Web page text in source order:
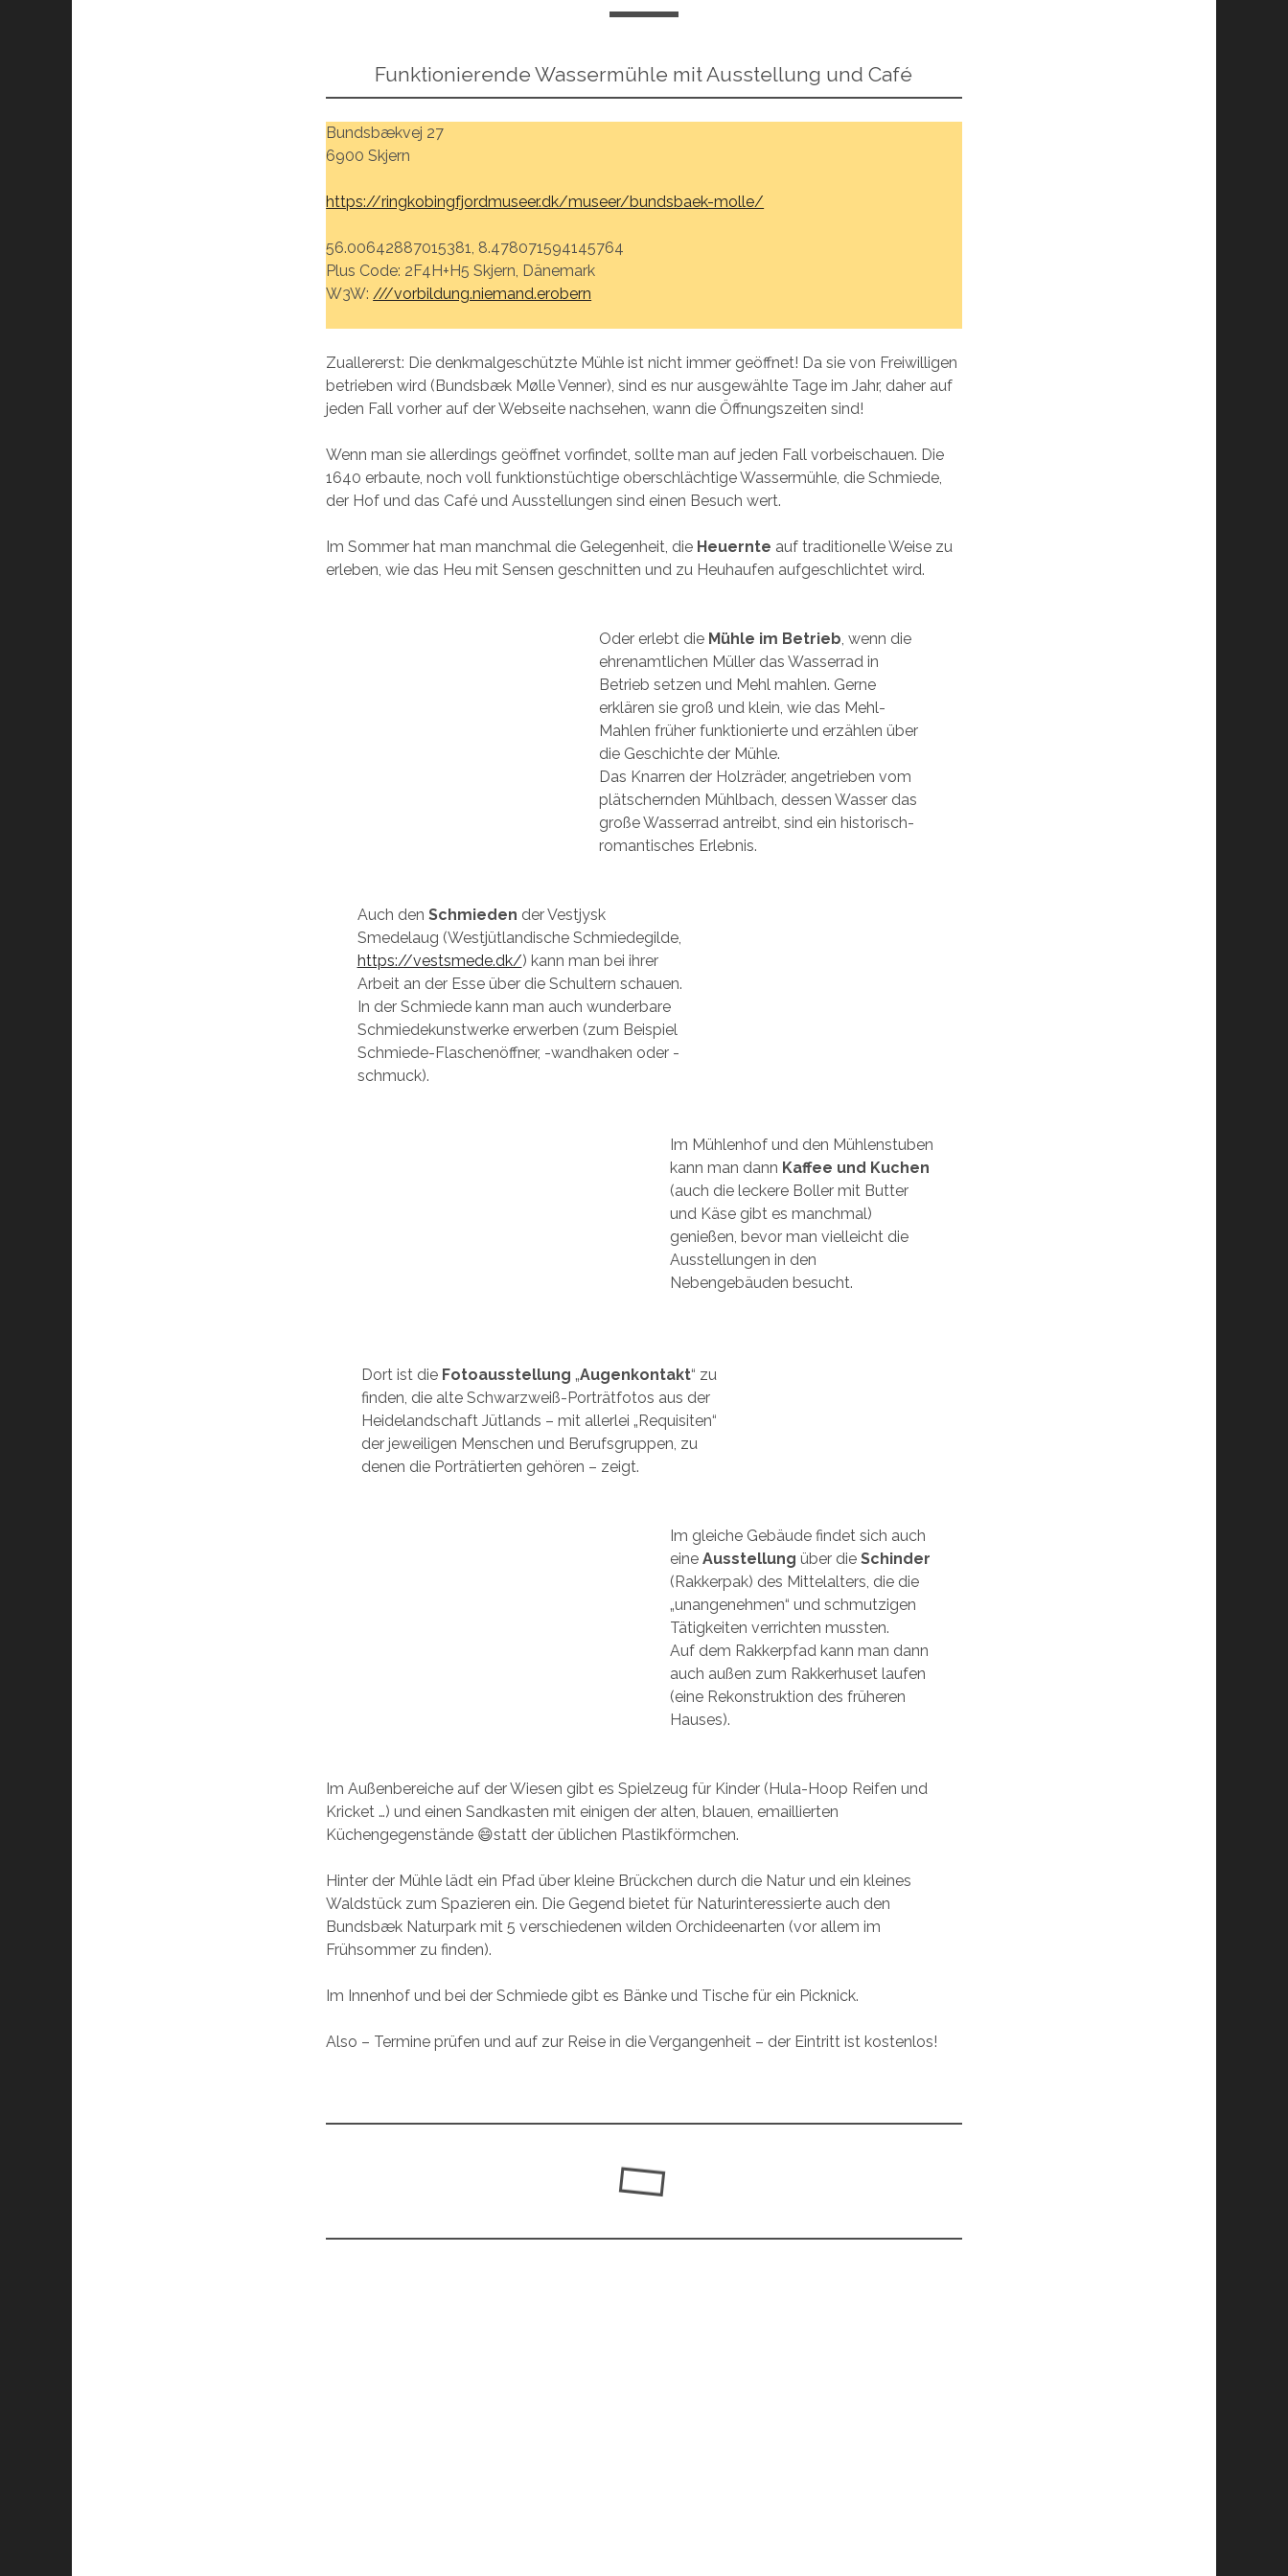
Funktionierende Wassermühle mit Ausstellung und Café
Bundsbækvej 27
6900 Skjern
https://ringkobingfjordmuseer.dk/museer/bundsbaek-molle/
56.00642887015381, 8.478071594145764
Plus Code: 2F4H+H5 Skjern, Dänemark
W3W:///vorbildung.niemand.erobern
Zuallererst: Die denkmalgeschützte Mühle ist nicht immer geöffnet! Da sie von Freiwilligen
betrieben wird (Bundsbæk Mølle Venner), sind es nur ausgewählte Tage im Jahr, daher auf
jeden Fall vorher auf der Webseite nachsehen, wann die Öffnungszeiten sind!
Wenn man sie allerdings geöffnet vorfindet, sollte man auf jeden Fall vorbeischauen. Die
1640 erbaute, noch voll funktionstüchtige oberschlächtige Wassermühle, die Schmiede,
der Hof und das Café und Ausstellungen sind einen Besuch wert.
Im Sommer hat man manchmal die Gelegenheit, die Heuernte auf traditionelle Weise zu
erleben, wie das Heu mit Sensen geschnitten und zu Heuhaufen aufgeschlichtet wird.
Oder erlebt die Mühle im Betrieb, wenn die
ehrenamtlichen Müller das Wasserrad in
Betrieb setzen und Mehl mahlen. Gerne
erklären sie groß und klein, wie das Mehl-
Mahlen früher funktionierte und erzählen über
die Geschichte der Mühle.
Das Knarren der Holzräder, angetrieben vom
plätschernden Mühlbach, dessen Wasser das
große Wasserrad antreibt, sind ein historisch-
romantisches Erlebnis.
Auch den Schmieden der Vestjysk
Smedelaug (Westjütlandische Schmiedegilde,
https://vestsmede.dk/) kann man bei ihrer
Arbeit an der Esse über die Schultern schauen.
In der Schmiede kann man auch wunderbare
Schmiedekunstwerke erwerben (zum Beispiel
Schmiede-Flaschenöffner, -wandhaken oder -
schmuck).
Im Mühlenhof und den Mühlenstuben
kann man dann Kaffee und Kuchen
(auch die leckere Boller mit Butter
und Käse gibt es manchmal)
genießen, bevor man vielleicht die
Ausstellungen in den
Nebengebäuden besucht.
Dort ist die Fotoausstellung„Augenkontakt“ zu
finden, die alte Schwarzweiß-Porträtfotos aus der
Heidelandschaft Jütlands – mit allerlei „Requisiten“
der jeweiligen Menschen und Berufsgruppen, zu
denen die Porträtierten gehören – zeigt.
Im gleiche Gebäude findet sich auch
eine Ausstellung über die Schinder
(Rakkerpak) des Mittelalters, die die
„unangenehmen“ und schmutzigen
Tätigkeiten verrichten mussten.
Auf dem Rakkerpfad kann man dann
auch außen zum Rakkerhuset laufen
(eine Rekonstruktion des früheren
Hauses).
Im Außenbereiche auf der Wiesen gibt es Spielzeug für Kinder (Hula-Hoop Reifen und
Kricket …) und einen Sandkasten mit einigen der alten, blauen, emaillierten
Küchengegenstände 😄statt der üblichen Plastikförmchen.
Hinter der Mühle lädt ein Pfad über kleine Brückchen durch die Natur und ein kleines
Waldstück zum Spazieren ein. Die Gegend bietet für Naturinteressierte auch den
Bundsbæk Naturpark mit 5 verschiedenen wilden Orchideenarten (vor allem im
Frühsommer zu finden).
Im Innenhof und bei der Schmiede gibt es Bänke und Tische für ein Picknick.
Also – Termine prüfen und auf zur Reise in die Vergangenheit – der Eintritt ist kostenlos!